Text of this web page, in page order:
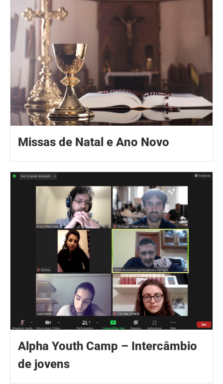
Missas de Natal e Ano Novo
Alpha Youth Camp – Intercâmbio
de jovens